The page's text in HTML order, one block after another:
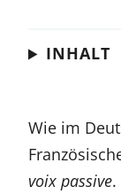
INHALT
Wie im
voix passive